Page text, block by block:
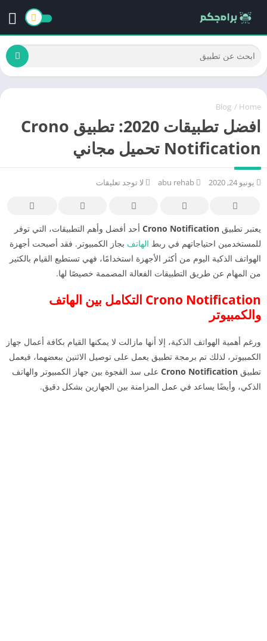
Home
/
Blog
افضل تطبيقات 2020: تطبيق Crono
Notification تحميل مجاني
يونيو 24, 2020 لا توجد تعليقات
يعتبر تطبيق Crono Notification أحد أفضل وأهم التطبيقات، التي توفر
للمستخدمين احتياجاتهم في ربط الهاتف بجاز الكمبيوتر. فقد أصبحت أجهزة
الهواتف الذكية اليوم من أكثر الأجهزة استخدامًا، فهي تستطيع القيام بالكثير
من المهام عن طريق التطبيقات الفعالة المصممة خصيصًا لها.
Crono Notification التكامل بين الهاتف
والكمبيوتر
ورغم أهمية الهواتف الذكية، إلا أنها مازالت لا يمكنها القيام بكافة أعمال جهاز
الكمبيوتر، لذلك تم برمجة تطبيق يعمل على توصيل الاثنين ببعضهما، فيعمل
تطبيق Crono Notification على سد الفجوة بين جهاز الكمبيوتر والهاتف
الذكي، وأيضًا يساعد في عمل المزامنة بين الجهازين بشكل دقيق.